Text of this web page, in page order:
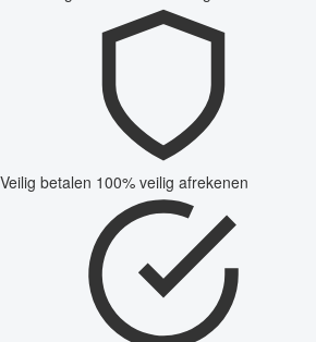
Veilig betalen 100% veilig afrekenen